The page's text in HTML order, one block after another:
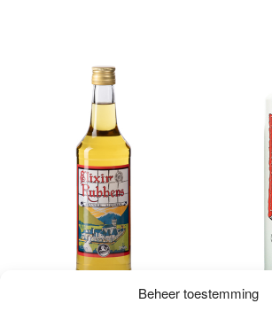
Beheer toestemming